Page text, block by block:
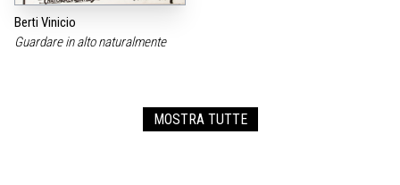
Berti Vinicio
Guardare in alto naturalmente
MOSTRA TUTTE